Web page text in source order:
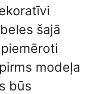
šajā
modeļa
būs